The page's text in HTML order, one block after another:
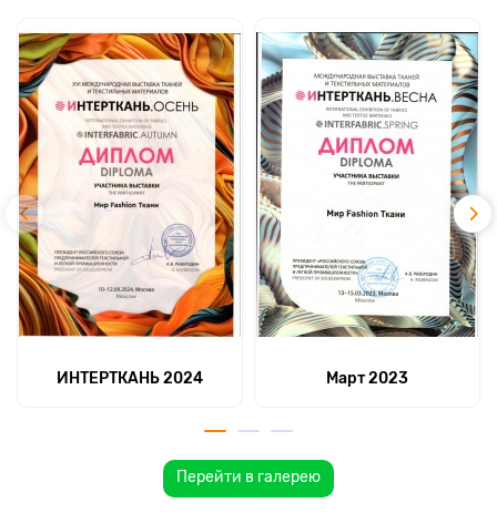
ИНТЕРТКАНЬ 2024 Март 2023
Перейти в галерею